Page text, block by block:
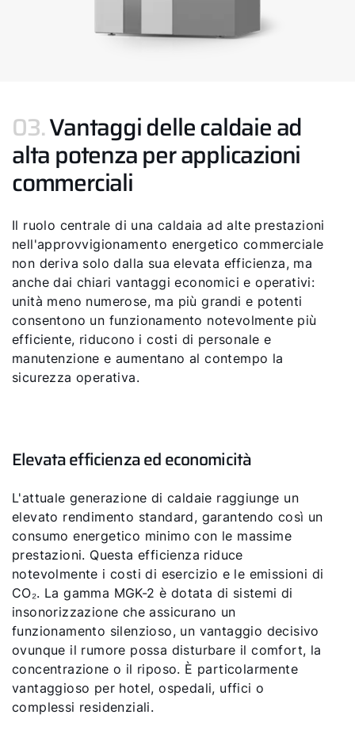
03.Vantaggi delle caldaie ad
alta potenza per applicazioni
commerciali
Il ruolo centrale di una caldaia ad alte prestazioni
nell'approvvigionamento energetico commerciale
non deriva solo dalla sua elevata efficienza, ma
anche dai chiari vantaggi economici e operativi:
unità meno numerose, ma più grandi e potenti
consentono un funzionamento notevolmente più
efficiente, riducono i costi di personale e
manutenzione e aumentano al contempo la
sicurezza operativa.
Elevata efficienza ed economicità
L'attuale generazione di caldaie raggiunge un
elevato rendimento standard, garantendo così un
consumo energetico minimo con le massime
prestazioni. Questa efficienza riduce
notevolmente i costi di esercizio e le emissioni di
CO₂. La gamma MGK-2 è dotata di sistemi di
insonorizzazione che assicurano un
funzionamento silenzioso, un vantaggio decisivo
ovunque il rumore possa disturbare il comfort, la
concentrazione o il riposo. È particolarmente
vantaggioso per hotel, ospedali, uffici o
complessi residenziali.